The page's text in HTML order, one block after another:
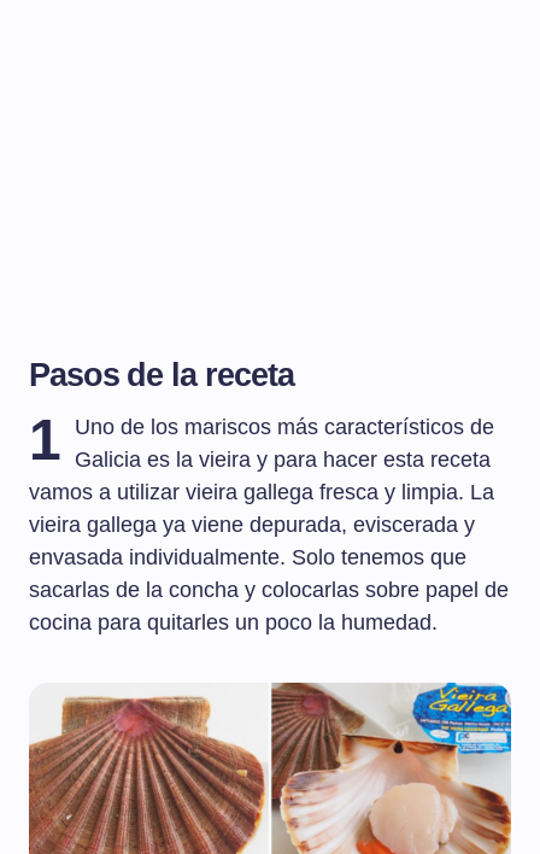
Pasos de la receta
1
Uno de los mariscos más característicos de
Galicia es la vieira y para hacer esta receta
vamos a utilizar vieira gallega fresca y limpia. La
vieira gallega ya viene depurada, eviscerada y
envasada individualmente. Solo tenemos que
sacarlas de la concha y colocarlas sobre papel de
cocina para quitarles un poco la humedad.